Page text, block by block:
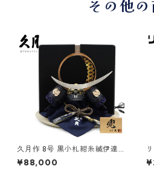
その他
久月作 8号 黒小札紺糸縅伊達
政宗公ノ兜 麻の葉LED屏風平
飾りセット 五月人形/端午の節
¥88,000